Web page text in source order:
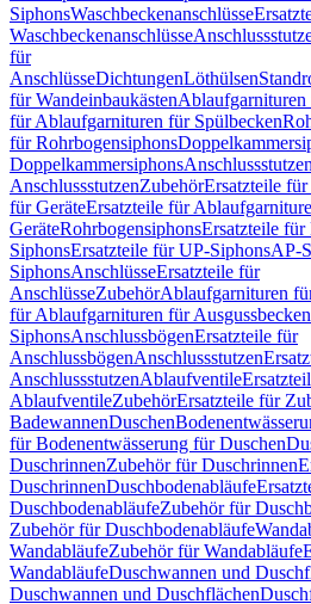
SiphonsWaschbeckenanschlüsse
Waschbeckenanschlüsse
für
AnschlüsseDichtungenLöthülsen
für WandeinbaukästenAblaufgarnituren
für Ablaufgarnituren für Spülbecken
für Rohrbogensiphons
DoppelkammersiphonsAnschlussstutzen
AnschlussstutzenZubehörErsatzteile
für GeräteErsatzteile für
GeräteRohrbogensiphonsErsatzteile für
SiphonsErsatzteile für UP-SiphonsAP-
SiphonsAnschlüsseErsatzteile für
AnschlüsseZubehörAblaufgarnituren
für Ablaufgarnituren für Ausgussbecken
SiphonsAnschlussbögenErsatzteile für
AnschlussbögenAnschlussstutzen
AnschlussstutzenAblaufventile
AblaufventileZubehörErsatzteile für
BadewannenDuschen
für Bodenentwässerung für Duschen
DuschrinnenZubehör für Duschrinnen
DuschrinnenDuschbodenabläufe
DuschbodenabläufeZubehör für
Zubehör für Duschbodenabläufe
WandabläufeZubehör für Wandabläufe
WandabläufeDuschwannen und
Duschwannen und Duschflächen